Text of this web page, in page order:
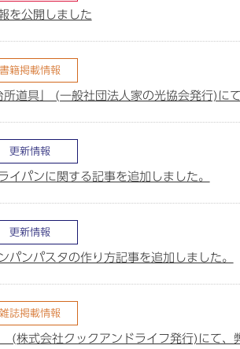
を公開しました
書籍掲載情報
道具」 (一般社団法人家の光協会発行)に
更新情報
イパンに関する記事を追加しました。
更新情報
パンパスタの作り方記事を追加しました。
雑誌掲載情報
(株式会社クックアンドライフ発行)にて、